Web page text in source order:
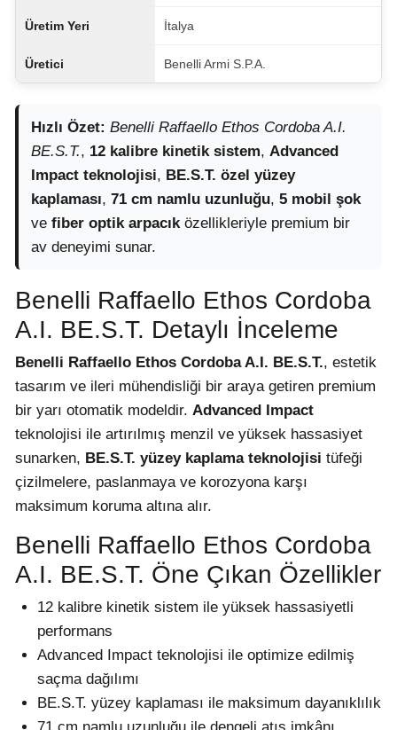
Üretim Yeri İtalya
Üretici Benelli Armi S.P.A.
Hızlı Özet: Benelli Raffaello Ethos Cordoba A.I.
BE.S.T., 12 kalibre kinetik sistem, Advanced
Impact teknolojisi, BE.S.T. özel yüzey
kaplaması, 71 cm namlu uzunluğu, 5 mobil şok
ve fiber optik arpacıközellikleriyle premium bir
av deneyimi sunar.
Benelli Raffaello Ethos Cordoba
A.I. BE.S.T. Detaylı İnceleme
Benelli Raffaello Ethos Cordoba A.I. BE.S.T., estetik
tasarım ve ileri mühendisliği bir araya getiren premium
bir yarı otomatik modeldir. Advanced Impact
teknolojisi ile artırılmış menzil ve yüksek hassasiyet
sunarken, BE.S.T. yüzey kaplama teknolojisi tüfeği
çizilmelere, paslanmaya ve korozyona karşı
maksimum koruma altına alır.
Benelli Raffaello Ethos Cordoba
A.I. BE.S.T. Öne Çıkan Özellikler
12 kalibre kinetik sistem ile yüksek hassasiyetli
performans
Advanced Impact teknolojisi ile optimize edilmiş
saçma dağılımı
BE.S.T. yüzey kaplaması ile maksimum dayanıklılık